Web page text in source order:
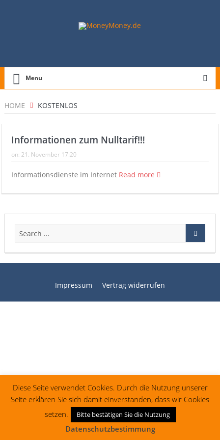
Menu
HOME KOSTENLOS
Informationen zum Nulltarif!!!
on: 21. November 17:20
Informationsdienste im Internet Read more
Impressum Vertrag widerrufen
Diese Seite verwendet Cookies. Durch die Nutzung unserer
Seite erklären Sie sich damit einverstanden, dass wir Cookies
setzen.
Bitte bestätigen Sie die Nutzung
Datenschutzbestimmung